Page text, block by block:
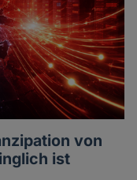
von
ist